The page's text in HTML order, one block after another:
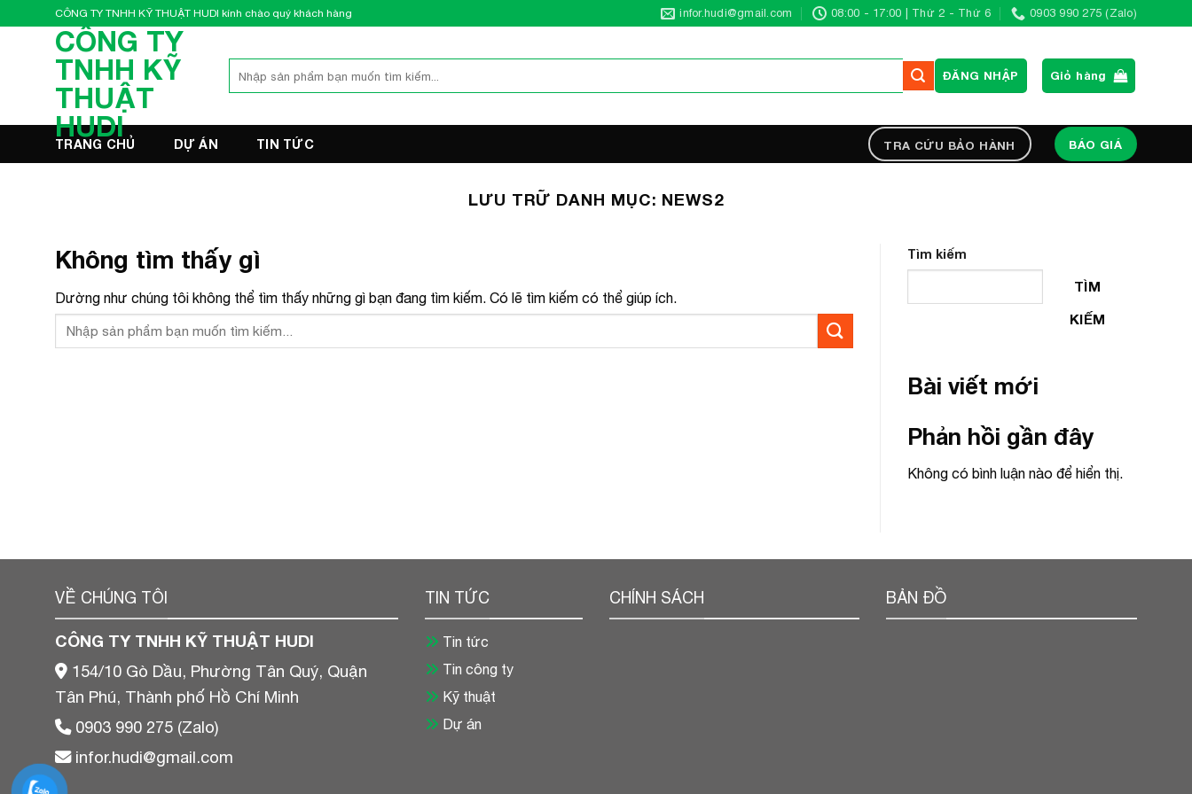
qua
CÔNG TY TNHH KỸ THUẬT HUDI kính chào quý khách hàng infor.hudi@gmail.com 08:00 - 17:00 | Thứ 2 - Thứ 6 0903 990 275 (Zalo)
CÔNG TY
TNHH KỸ
THUẬT
HUDI
kiếm:
ĐĂNG NHẬP Giỏ hàng
TRANG CHỦ DỰ ÁN TIN TỨC TRA CỨU BẢO HÀNH BÁO GIÁ
LƯU TRỮ DANH MỤC: NEWS2
Không tìm thấy gì
Dường như chúng tôi không thể tìm thấy những gì bạn đang tìm kiếm. Có lẽ tìm kiếm có thể giúp ích.
Tìm kiếm
TÌM
KIẾM
Bài viết mới
Phản hồi gần đây
Không có bình luận nào để hiển thị.
VỀ CHÚNG TÔI
CÔNG TY TNHH KỸ THUẬT HUDI
154/10 Gò Dầu, Phường Tân Quý, Quận
Tân Phú, Thành phố Hồ Chí Minh
0903 990 275 (Zalo)
infor.hudi@gmail.com
TIN TỨC
Tin tức
Tin công ty
Kỹ thuật
Dự án
CHÍNH SÁCH BẢN ĐỒ